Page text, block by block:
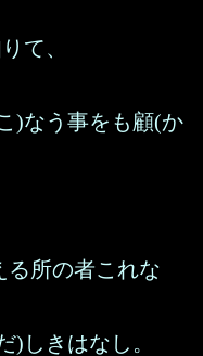
て、
)なう事をも顧(か
る所の者これな
)しきはなし。